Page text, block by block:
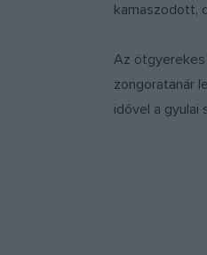
kamaszodott,
Az ötgyerekes
zongoratanár
idővel a gyulai